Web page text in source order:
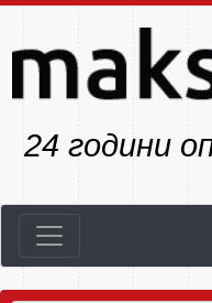
28 години